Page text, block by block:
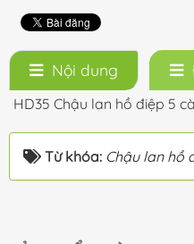
Nội dung
HD35 Chậu lan hồ điệp 5
Từ khóa: Chậu lan hồ